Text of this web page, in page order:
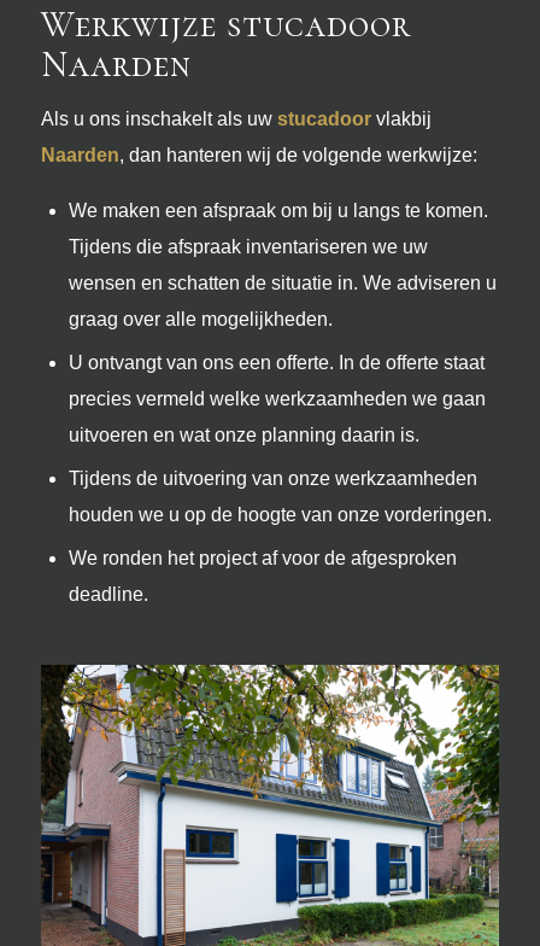
Werkwijze stucadoor
Naarden
Als u ons inschakelt als uw stucadoorvlakbij
Naarden, dan hanteren wij de volgende werkwijze:
We maken een afspraak om bij u langs te komen.
Tijdens die afspraak inventariseren we uw
wensen en schatten de situatie in. We adviseren u
graag over alle mogelijkheden.
U ontvangt van ons een offerte. In de offerte staat
precies vermeld welke werkzaamheden we gaan
uitvoeren en wat onze planning daarin is.
Tijdens de uitvoering van onze werkzaamheden
houden we u op de hoogte van onze vorderingen.
We ronden het project af voor de afgesproken
deadline.